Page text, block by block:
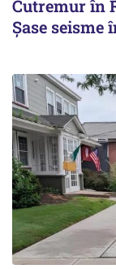
Cutremur în
Șase